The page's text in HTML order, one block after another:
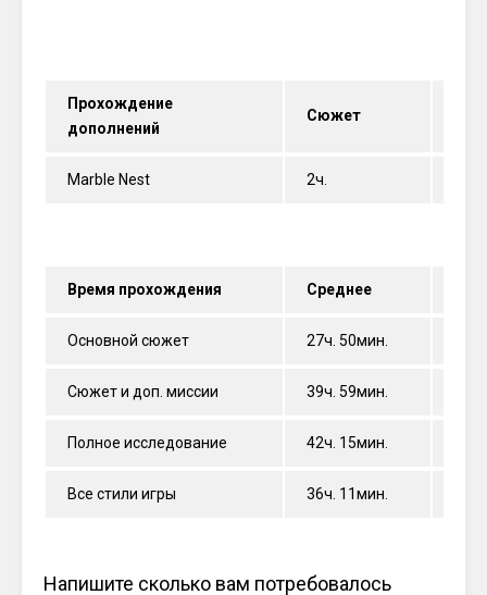
Прохождение
дополнений
Сюжет
Marble Nest 2ч.
Время прохождения Среднее
Основной сюжет 27ч. 50мин.
Сюжет и доп. миссии 39ч. 59мин.
Полное исследование 42ч. 15мин.
Все стили игры 36ч. 11мин.
Напишите сколько вам потребовалось